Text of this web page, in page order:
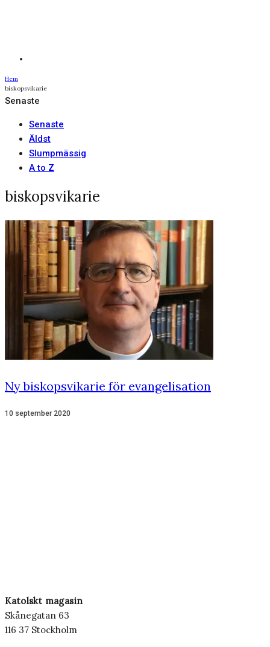
Hem
biskopsvikarie
Senaste
Senaste
Äldst
Slumpmässig
A to Z
biskopsvikarie
Ny biskopsvikarie för evangelisation
10 september 2020
Katolskt magasin
Skånegatan 63
116 37 Stockholm